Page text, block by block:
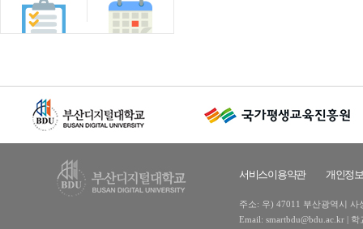
서비스이용약관 개인정
주소: 우) 47011 부산광역시 사
Email: smartbdu@bdu.ac.kr |